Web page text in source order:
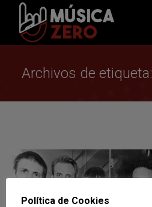
Archivos de etiqueta:
Política de Cookies